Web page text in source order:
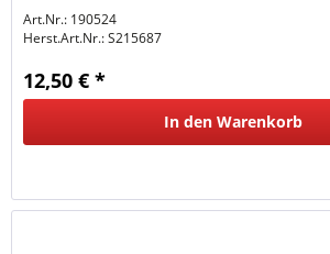
Verschraubungen(2x...
Art.Nr.: 190524
Herst.Art.Nr.:S215687
12,50 € *
In den Warenkorb